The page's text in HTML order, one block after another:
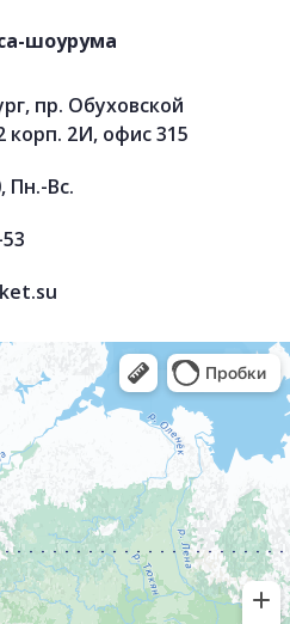
шоурума
пр. Обуховской
корп. 2И, офис 315
Пн.-Вс.